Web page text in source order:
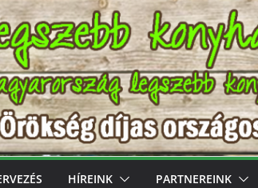
HÍREINK PARTNEREINK